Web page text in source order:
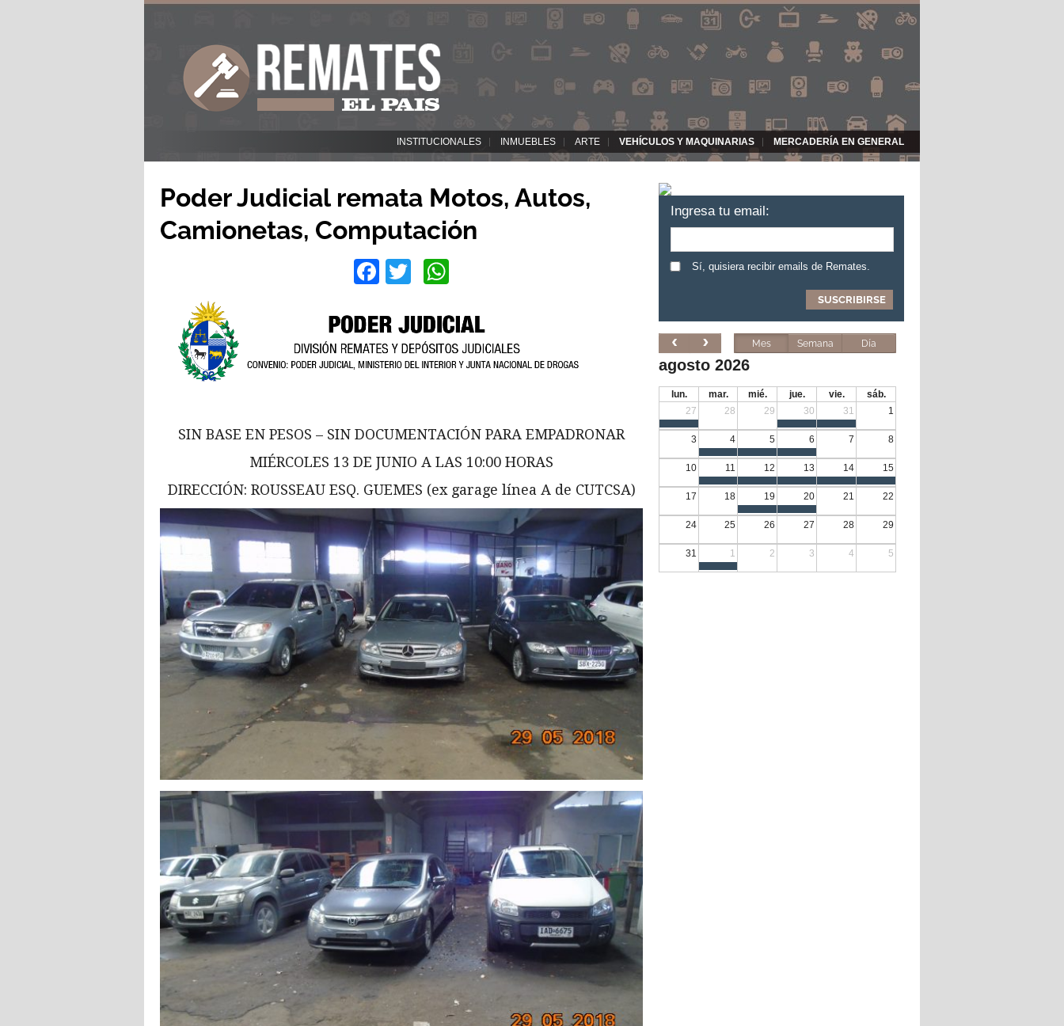
INSTITUCIONALES INMUEBLES ARTE VEHÍCULOS Y MAQUINARIAS MERCADERÍA EN GENERAL
Poder Judicial remata Motos, Autos,
Camionetas, Computación
Facebook
Twitter
SIN BASE EN PESOS – SIN DOCUMENTACIÓN PARA EMPADRONAR
MIÉRCOLES 13 DE JUNIO A LAS 10:00 HORAS
DIRECCIÓN: ROUSSEAU ESQ. GUEMES (ex garage línea A de CUTCSA)
Ingresa tu email:
Sí, quisiera recibir emails de Remates.
Mes Semana Día
agosto 2026
lun. mar. mié. jue. vie.
sáb.
27
28 29 30 31 1
3 4 5 6 7 8
10 11 12 13 14 15
17 18 19 20 21 22
24 25 26 27 28 29
31 1 2 3 4 5